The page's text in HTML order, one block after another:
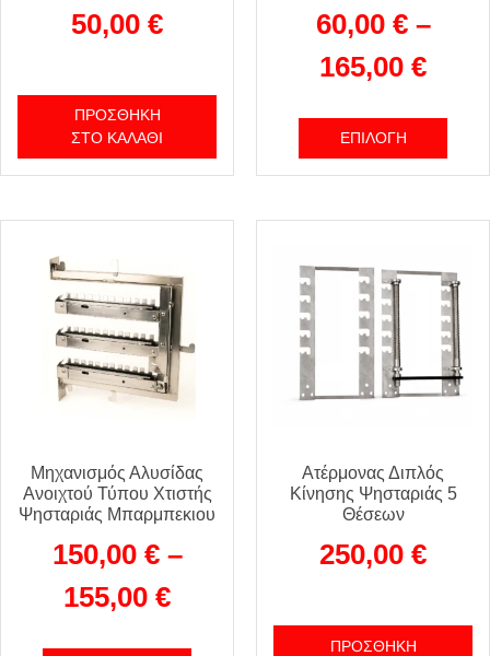
50,00 €
ΠΡΟΣΘΉΚΗ
ΣΤΟ ΚΑΛΆΘΙ
60,00 € –
165,00 €
ΕΠΙΛΟΓΉ
Μηχανισμός Αλυσίδας
Ανοιχτού Τύπου Χτιστής
Ψησταριάς Μπαρμπεκιου
150,00 € –
155,00 €
Ατέρμονας Διπλός
Κίνησης Ψησταριάς 5
Θέσεων
250,00 €
ΠΡΟΣΘΉΚΗ